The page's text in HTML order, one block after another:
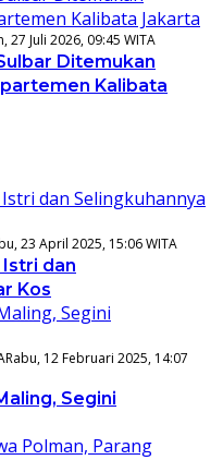
27 Juli 2026, 09:45 WITA
Ditemukan
Kalibata
23 April 2025, 15:06 WITA
Istri dan
Kos
Rabu, 12 Februari 2025, 14:07
Segini